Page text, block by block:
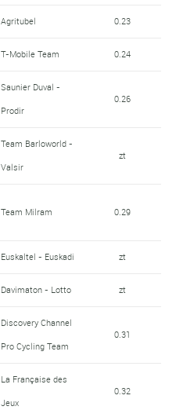
Agritubel 0.23
T-Mobile Team 0.24
Saunier Duval -
Prodir
0.26
Team Barloworld -
Valsir
zt
Team Milram 0.29
Euskaltel - Euskadi zt
Davimaton - Lotto zt
Discovery Channel
Pro Cycling Team
0.31
La Française des
Jeux
0.32